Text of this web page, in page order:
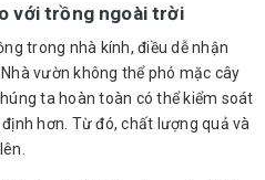
với trồng ngoài trời
trong nhà kính, điều dễ nhận
vườn không thể phó mặc cây
ta hoàn toàn có thể kiểm soát
hơn. Từ đó, chất lượng quả và